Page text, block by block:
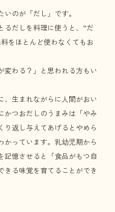
のが「だし」です。
るだしを料理に使うと、“だ
をほとんど使わなくてもお
変わる？」と思われる方もい
、生まれながらに人間がおい
かつおだしのうまみは「やみ
り返し与えてあげるとやめら
かっています。乳幼児期から
記憶させると「食品がもつ自
きる味覚を育てることができ